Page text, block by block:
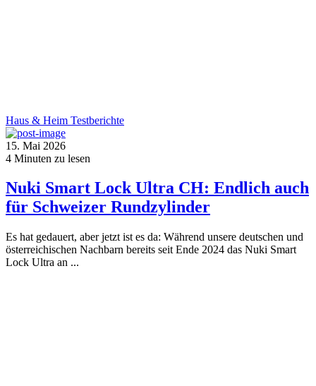
Haus & Heim Testberichte
15. Mai 2026
4 Minuten zu lesen
Nuki Smart Lock Ultra CH: Endlich auch
für Schweizer Rundzylinder
Es hat gedauert, aber jetzt ist es da: Während unsere deutschen und
österreichischen Nachbarn bereits seit Ende 2024 das Nuki Smart
Lock Ultra an ...